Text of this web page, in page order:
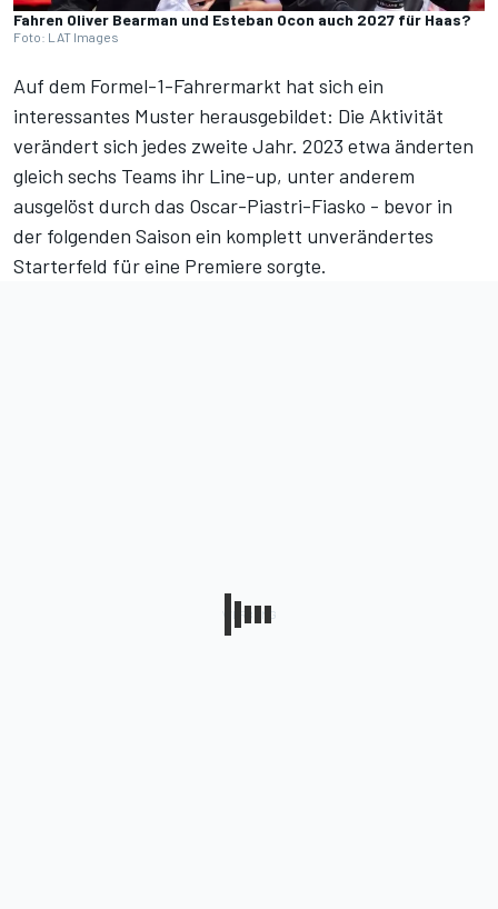
Fahren Oliver Bearman und Esteban Ocon auch 2027 für Haas?
Foto: LAT Images
Auf dem Formel-1-Fahrermarkt hat sich ein
interessantes Muster herausgebildet: Die Aktivität
verändert sich jedes zweite Jahr. 2023 etwa änderten
gleich sechs Teams ihr Line-up, unter anderem
ausgelöst durch das Oscar-Piastri-Fiasko - bevor in
der folgenden Saison ein komplett unverändertes
Starterfeld für eine Premiere sorgte.